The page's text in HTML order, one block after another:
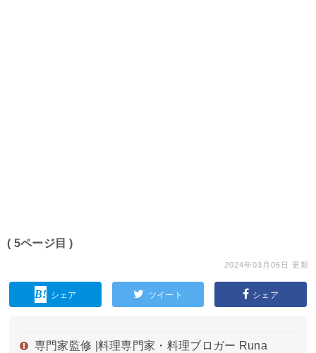
( 5ページ目 )
2024年03月06日 更新
シェア ツイート シェア
専門家監修 | 料理専門家・料理ブロガー Runa